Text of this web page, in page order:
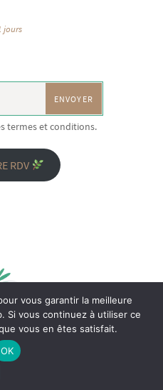
jours
termes et conditions.
RDV
vous garantir la meilleure
Si vous continuez à utiliser ce
vous en êtes satisfait.
OK